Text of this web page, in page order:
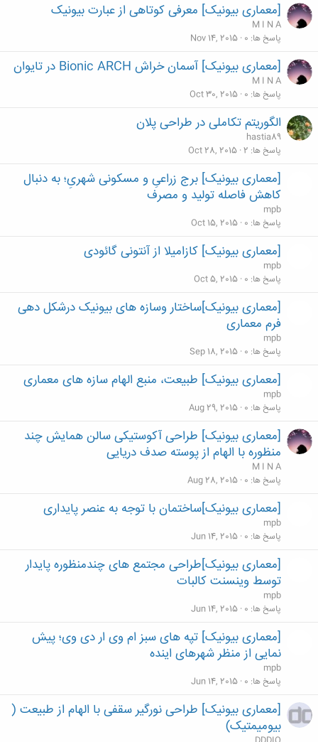
[معماری بیونیک] معرفی کوتاهی از عبارت بیونیک
M I N A
پاسخ ها 0
Nov 14, 2015
[معماری بیونیک] آسمان خراش Bionic ARCH در تایوان
M I N A
پاسخ ها 0
Oct 30, 2015
الگوریتم تکاملی در طراحی پلان
hastia89
پاسخ ها 2
Oct 28, 2015
[معماری بیونیک] برج زراعیِ و مسکونی شهریِ؛ به دنبال
کاهش فاصله تولید و مصرف
mpb
پاسخ ها 0
Oct 15, 2015
[معماری بیونیک] کازامیلا از آنتونی گائودی
mpb
پاسخ ها 0
Oct 5, 2015
[معماری بیونیک]ساختار وسازه های بیونیک درشکل دهی
فرم معماری
mpb
پاسخ ها 0
Sep 18, 2015
[معماری بیونیک] طبیعت، منبع الهام سازه های معماری
mpb
پاسخ ها 0
Aug 29, 2015
[معماری بیونیک] طراحی آکوستیکی سالن همایش چند
منظوره با الهام از پوسته صدف دریایی
M I N A
پاسخ ها 0
Aug 28, 2015
[معماری بیونیک]ساختمان با توجه به عنصر پایداری
mpb
پاسخ ها 0
Jun 14, 2015
[معماری بیونیک]طراحی مجتمع های چندمنظوره پایدار
توسط وینسنت کالبات
mpb
پاسخ ها 0
Jun 14, 2015
[معماری بیونیک] تپه های سبز ام وی ار دی وی؛ پیش
نمایی از منظر شهرهای اینده
mpb
پاسخ ها 0
Jun 14, 2015
[معماری بیونیک] طراحی نورگیر سقفی با الهام از طبیعت (
بیومیمتیک)